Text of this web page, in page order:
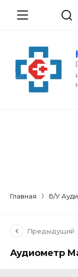
Главная Б/У
Предыдущий
Аудиометр